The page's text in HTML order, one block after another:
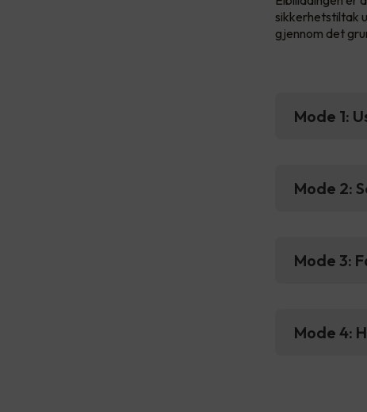
sikkerhetstiltak
gjennom det
Mode 1:
Mode 2:
Mode 3:
Mode 4: